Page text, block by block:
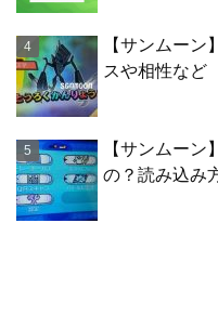
【サンムー
スや相性など
【サンムーン
の？読み込み